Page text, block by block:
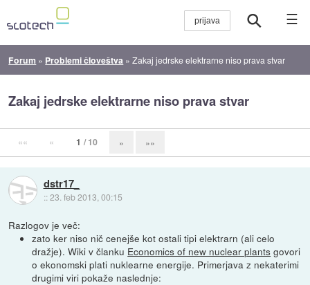
☰
Forum » Problemi človeštva »Zakaj jedrske elektrarne niso prava stvar
Zakaj jedrske elektrarne niso prava stvar
«« « 1 / 10 » »»
dstr17_
::23. feb 2013, 00:15
Razlogov je več:
zato ker niso nič cenejše kot ostali tipi elektrarn (ali celo
dražje). Wiki v članku Economics of new nuclear plants govori
o ekonomski plati nuklearne energije. Primerjava z nekaterimi
drugimi viri pokaže naslednje: